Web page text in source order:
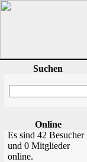
Suchen
Online
Es sind 42 Besucher
und 0 Mitglieder
online.